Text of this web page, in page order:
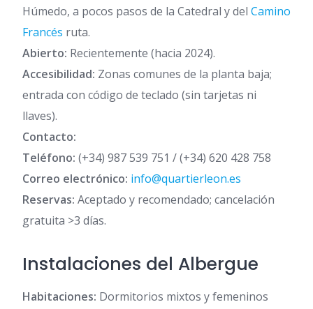
Húmedo, a pocos pasos de la Catedral y del Camino
Francés ruta.
Abierto: Recientemente (hacia 2024).
Accesibilidad: Zonas comunes de la planta baja;
entrada con código de teclado (sin tarjetas ni
llaves).
Contacto:
Teléfono: (+34) 987 539 751 / (+34) 620 428 758
Correo electrónico: info@quartierleon.es
Reservas: Aceptado y recomendado; cancelación
gratuita >3 días.
Instalaciones del Albergue
Habitaciones: Dormitorios mixtos y femeninos